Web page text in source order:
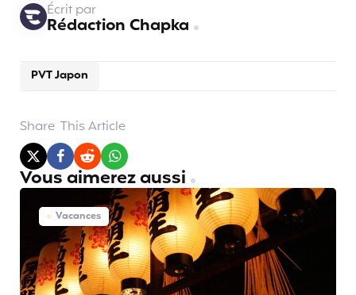
PVT Japon
Écrit par
Rédaction Chapka
Share This Article
Vous aimerez aussi
Vacances